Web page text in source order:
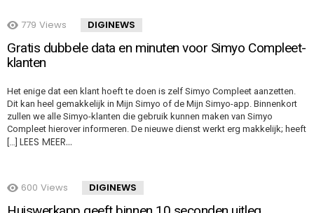
779 Views DIGINEWS
Gratis dubbele data en minuten voor Simyo Compleet-
klanten
Het enige dat een klant hoeft te doen is zelf Simyo Compleet aanzetten.
Dit kan heel gemakkelijk in Mijn Simyo of de Mijn Simyo-app. Binnenkort
zullen we alle Simyo-klanten die gebruik kunnen maken van Simyo
Compleet hierover informeren. De nieuwe dienst werkt erg makkelijk; heeft
[…] LEES MEER…
600 Views DIGINEWS